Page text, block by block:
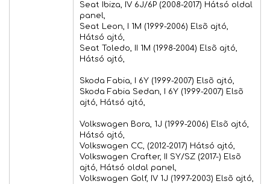
Seat Ibiza, IV 6J/6P (2008-2017) Hátsó oldal
panel,
Seat Leon, I 1M (1999-2006) Elsõ ajtó,
Hátsó ajtó,
Seat Toledo, II 1M (1998-2004) Elsõ ajtó,
Hátsó ajtó,
Skoda Fabia, I 6Y (1999-2007) Elsõ ajtó,
Skoda Fabia Sedan, I 6Y (1999-2007) Elsõ
ajtó, Hátsó ajtó,
Volkswagen Bora, 1J (1999-2006) Elsõ ajtó,
Hátsó ajtó,
Volkswagen CC, (2012-2017) Hátsó ajtó,
Volkswagen Crafter, II SY/SZ (2017-) Elsõ
ajtó, Hátsó oldal panel,
Volkswagen Golf, IV 1J (1997-2003) Elsõ ajtó,